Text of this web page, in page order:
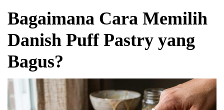
Bagaimana Cara Memilih
Danish Puff Pastry yang
Bagus?